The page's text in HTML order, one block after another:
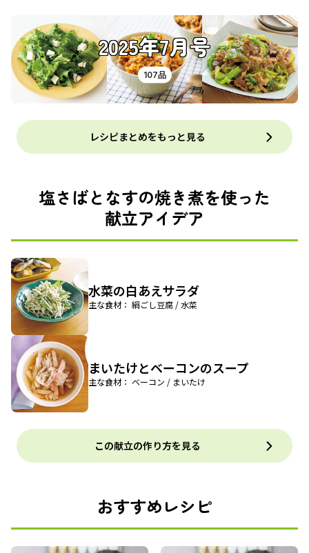
2025年7月号
107品
レシピまとめをもっと見る
塩さばとなすの焼き煮を使った
献立アイデア
水菜の白あえサラダ
主な食材： 絹ごし豆腐 / 水菜
まいたけとベーコンのスープ
主な食材： ベーコン / まいたけ
この献立の作り方を見る
おすすめレシピ